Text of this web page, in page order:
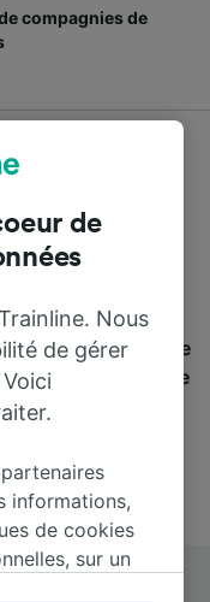
compagnies de
à Boiano,
simplement
les temps
train et en bus.
voyage commence
170 compagnies de
vos billets sur
de
Nous
de gérer
partenaires
informations,
de cookies
sur un